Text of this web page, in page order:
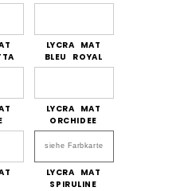
LYCRA MAT
BLEU ROYAL
LYCRA MAT
ORCHIDEE
siehe Farbkarte
LYCRA MAT
SPIRULINE